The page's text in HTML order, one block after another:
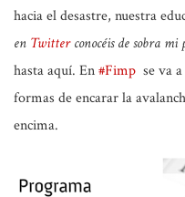
hacia el desastre, nuestra
en Twitterconocéis de sobra mi
hasta aquí. En#Fimp se va
formas de encarar la
encima.